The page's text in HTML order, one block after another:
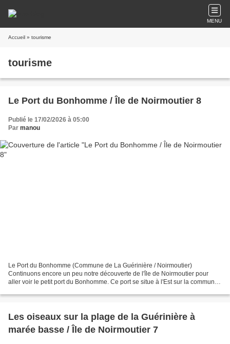
MENU
Accueil » tourisme
tourisme
Le Port du Bonhomme / Île de Noirmoutier 8
Publié le 17/02/2026 à 05:00
Par manou
Le Port du Bonhomme (Commune de La Guérinière / Noirmoutier)
Continuons encore un peu notre découverte de l'île de Noirmoutier pour
aller voir le petit port du Bonhomme. Ce port se situe à l'Est sur la commune
Les oiseaux sur la plage de la Guérinière à
marée basse / Île de Noirmoutier 7